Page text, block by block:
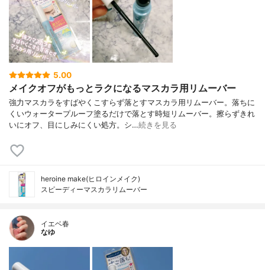
5.00
メイクオフがもっとラクになるマスカラ用リムーバー
強力マスカラをすばやくこすらず落とすマスカラ用リムーバー。落ちに
くいウォータープルーフ塗るだけで落とす時短リムーバー。擦らずきれ
いにオフ、目にしみにくい処方。シ…続きを見る
heroine make(ヒロインメイク)
スピーディーマスカラリムーバー
イエベ春
なゆ